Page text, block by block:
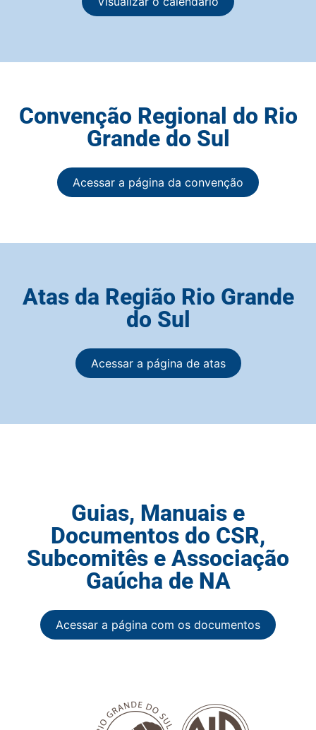
Convenção Regional do Rio
Grande do Sul
Acessar a página da convenção
Atas da Região Rio Grande
do Sul
Acessar a página de atas
Guias, Manuais e
Documentos do CSR,
Subcomitês e Associação
Gaúcha de NA
Acessar a página com os documentos